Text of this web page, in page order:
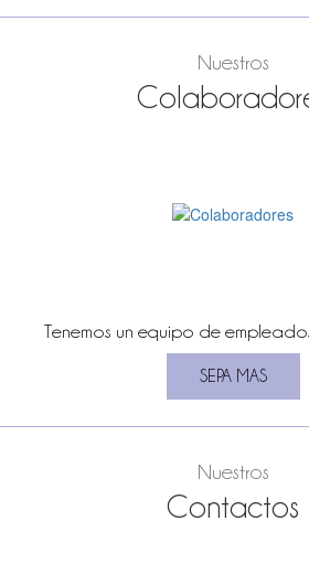
Nuestros
Tenemos un equipo de
Nuestros
Contactos